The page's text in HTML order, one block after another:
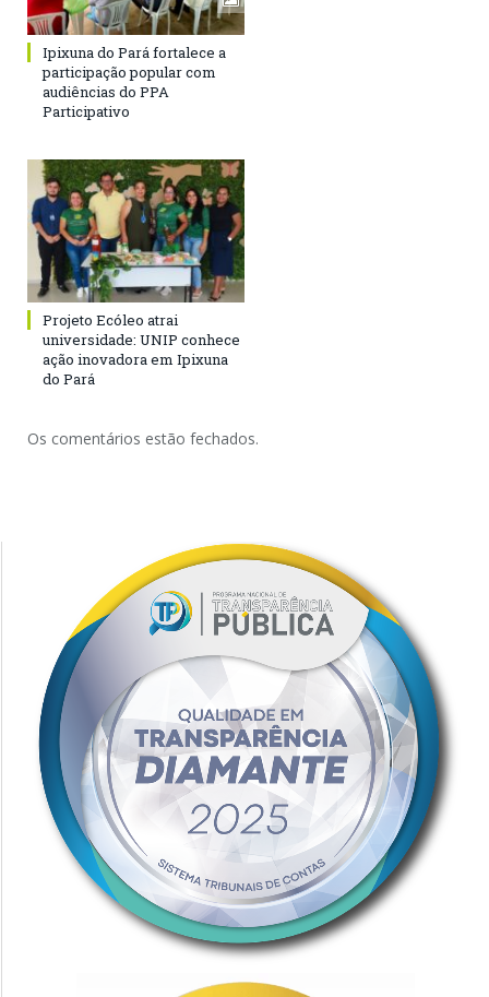
Ipixuna do Pará fortalece a
participação popular com
audiências do PPA
Participativo
Projeto Ecóleo atrai
universidade: UNIP conhece
ação inovadora em Ipixuna
do Pará
Os comentários estão fechados.